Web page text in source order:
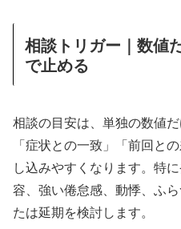
相談トリガー｜数値
で止める
相談の目安は、単独の数値
「症状との一致」「前回と
し込みやすくなります。特
容、強い倦怠感、動悸、ふ
たは延期を検討します。